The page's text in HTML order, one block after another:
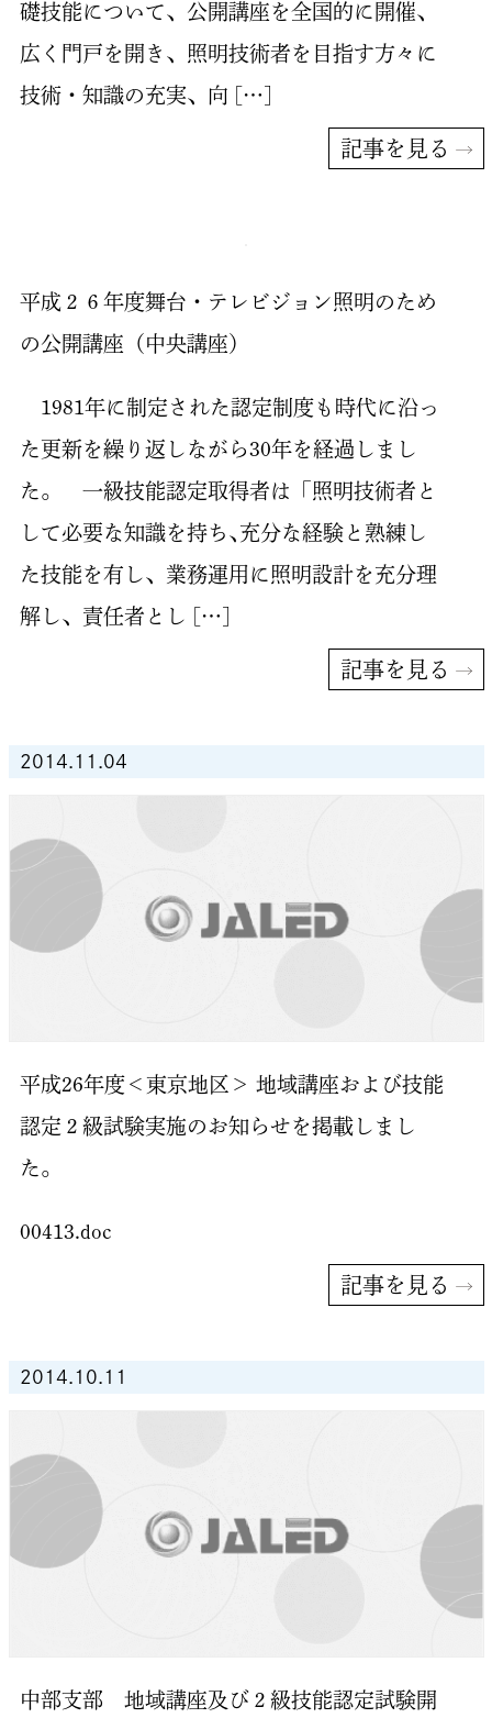
礎技能について、公開講座を全国的に開催、
広く門戸を開き、照明技術者を目指す方々に
技術・知識の充実、向 […]
記事を見る
平成２６年度舞台・テレビジョン照明のため
の公開講座（中央講座）
1981年に制定された認定制度も時代に沿っ
た更新を繰り返しながら30年を経過しまし
た。 一級技能認定取得者は「照明技術者と
して必要な知識を持ち､充分な経験と熟練し
た技能を有し、業務運用に照明設計を充分理
解し、責任者とし […]
記事を見る
2014.11.04
平成26年度＜東京地区＞ 地域講座および技能
認定２級試験実施のお知らせを掲載しまし
た。
00413.doc
記事を見る
2014.10.11
中部支部 地域講座及び２級技能認定試験開